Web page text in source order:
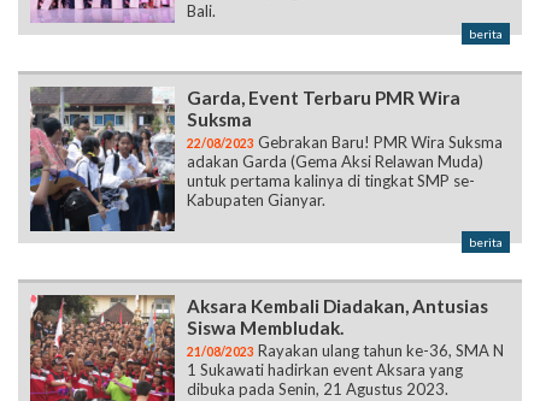
Bali.
berita
Garda, Event Terbaru PMR Wira
Suksma
22/08/2023 Gebrakan Baru! PMR Wira Suksma
adakan Garda (Gema Aksi Relawan Muda)
untuk pertama kalinya di tingkat SMP se-
Kabupaten Gianyar.
berita
Aksara Kembali Diadakan, Antusias
Siswa Membludak.
21/08/2023 Rayakan ulang tahun ke-36, SMA N
1 Sukawati hadirkan event Aksara yang
dibuka pada Senin, 21 Agustus 2023.